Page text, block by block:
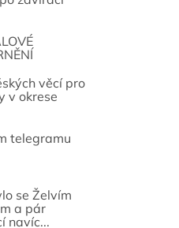
věcí pro
v okrese
telegramu
se Želvím
a pár
navíc...